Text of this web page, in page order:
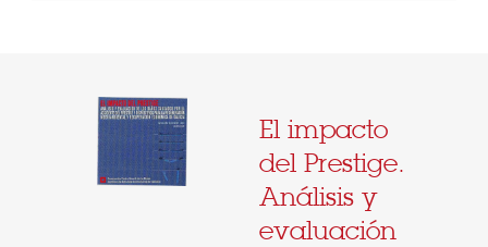
El impacto
del Prestige.
Análisis y
evaluación